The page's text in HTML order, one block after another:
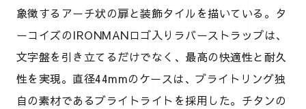
象徴するアーチ状の扉と装飾タイルを描いている。タ
ーコイズのIRONMANロゴ入りラバーストラップは、
文字盤を引き立てるだけでなく、最高の快適性と耐久
性を実現。直径44mmのケースは、ブライトリング独
自の素材であるブライトライトを採用した。チタンの